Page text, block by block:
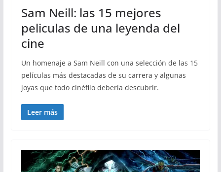
Sam Neill: las 15 mejores
peliculas de una leyenda del
cine
Un homenaje a Sam Neill con una selección de las 15
películas más destacadas de su carrera y algunas
joyas que todo cinéfilo debería descubrir.
Leer más